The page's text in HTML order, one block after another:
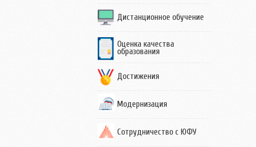
Дистанционное обучение
Оценка качества
образования
Достижения
Модернизация
Сотрудничество с ЮФУ